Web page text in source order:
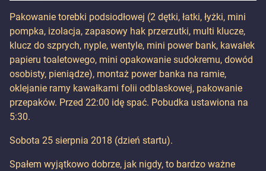
Pakowanie torebki podsiodłowej (2 dętki, łatki, łyżki, mini
pompka, izolacja, zapasowy hak przerzutki, multi klucze,
klucz do szprych, nyple, wentyle, mini power bank, kawałek
papieru toaletowego, mini opakowanie sudokremu, dowód
osobisty, pieniądze), montaż power banka na ramie,
oklejanie ramy kawałkami folii odblaskowej, pakowanie
przepaków. Przed 22:00 idę spać. Pobudka ustawiona na
5:30.
Sobota 25 sierpnia 2018 (dzień startu).
Spałem wyjątkowo dobrze, jak nigdy, to bardzo ważne